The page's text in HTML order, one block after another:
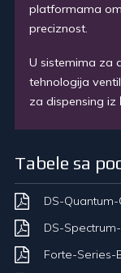
platformama
preciznost.
U sistemima za
tehnologija
za dispensing iz
Tabele sa
DS-
DS-
Forte-Series-